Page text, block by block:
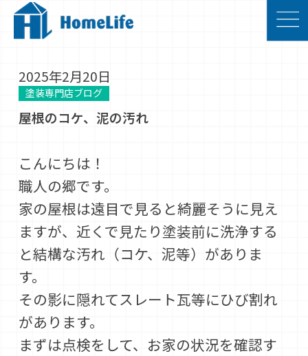
2025年2月20日
塗装専門店ブログ
屋根のコケ、泥の汚れ
こんにちは！
職人の郷です。
家の屋根は遠目で見ると綺麗そうに見え
ますが、近くで見たり塗装前に洗浄する
と結構な汚れ（コケ、泥等）がありま
す。
その影に隠れてスレート瓦等にひび割れ
があります。
まずは点検をして、お家の状況を確認す